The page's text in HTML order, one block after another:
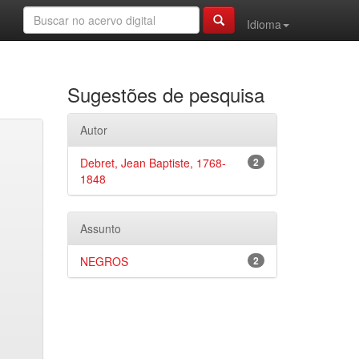
Idioma
Sugestões de pesquisa
Autor
2
Debret, Jean Baptiste, 1768-
1848
Assunto
2
NEGROS